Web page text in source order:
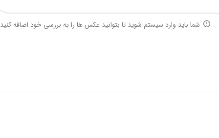
شما باید وارد سیستم شوید تا بتوانید عکس ها را به بررسی خود اضافه